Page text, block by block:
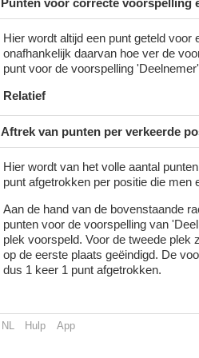
Punten voor correcte voorspelling
Hier wordt altijd een punt geteld
onafhankelijk daarvan hoe ver de
punt voor de voorspelling
Relatief
Aftrek van punten per verkeerde
Hier wordt van het volle aantal
punt afgetrokken per positie die men
Aan de hand van de bovenstaande
punten voor de voorspelling van
plek voorspeld. Voor de tweede plek
op de eerste plaats geëindigd. De
dus 1 keer 1 punt afgetrokken.
NL Hulp App